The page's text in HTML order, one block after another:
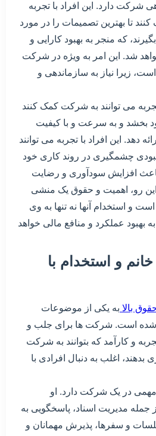
شرکت دارد. این افراد با تجربه
تا بهترین تصمیمات را در مورد
که منجر به بهبود کارایی و
شد. این امر به ویژه در شرکت
زیرا نیاز به سازماندهی و
می توانند به شرکت کمک کنند
بخشد و به سرعت و با کیفیت
دهد. این افراد با تجربه می توانند
چشمگیری در روند کاری خود
باعث افزایش سودآوری و رضایت
رو، اهمیت و حقوق یک منشی
و استخدام آنها نه تنها به وی
بهبود عملکرد و منافع مالی خواهد
و استخدام با
بالا به یکی از موضوعات
شده است. شرکت ها برای جلب و
و کارآمد که بتوانند به شرکت
اغلب به دنبال افرادی با
در یک شرکت دارد. او
مدیریت اسناد، پاسخگویی به
و سفرها، پذیرش مهمانان و